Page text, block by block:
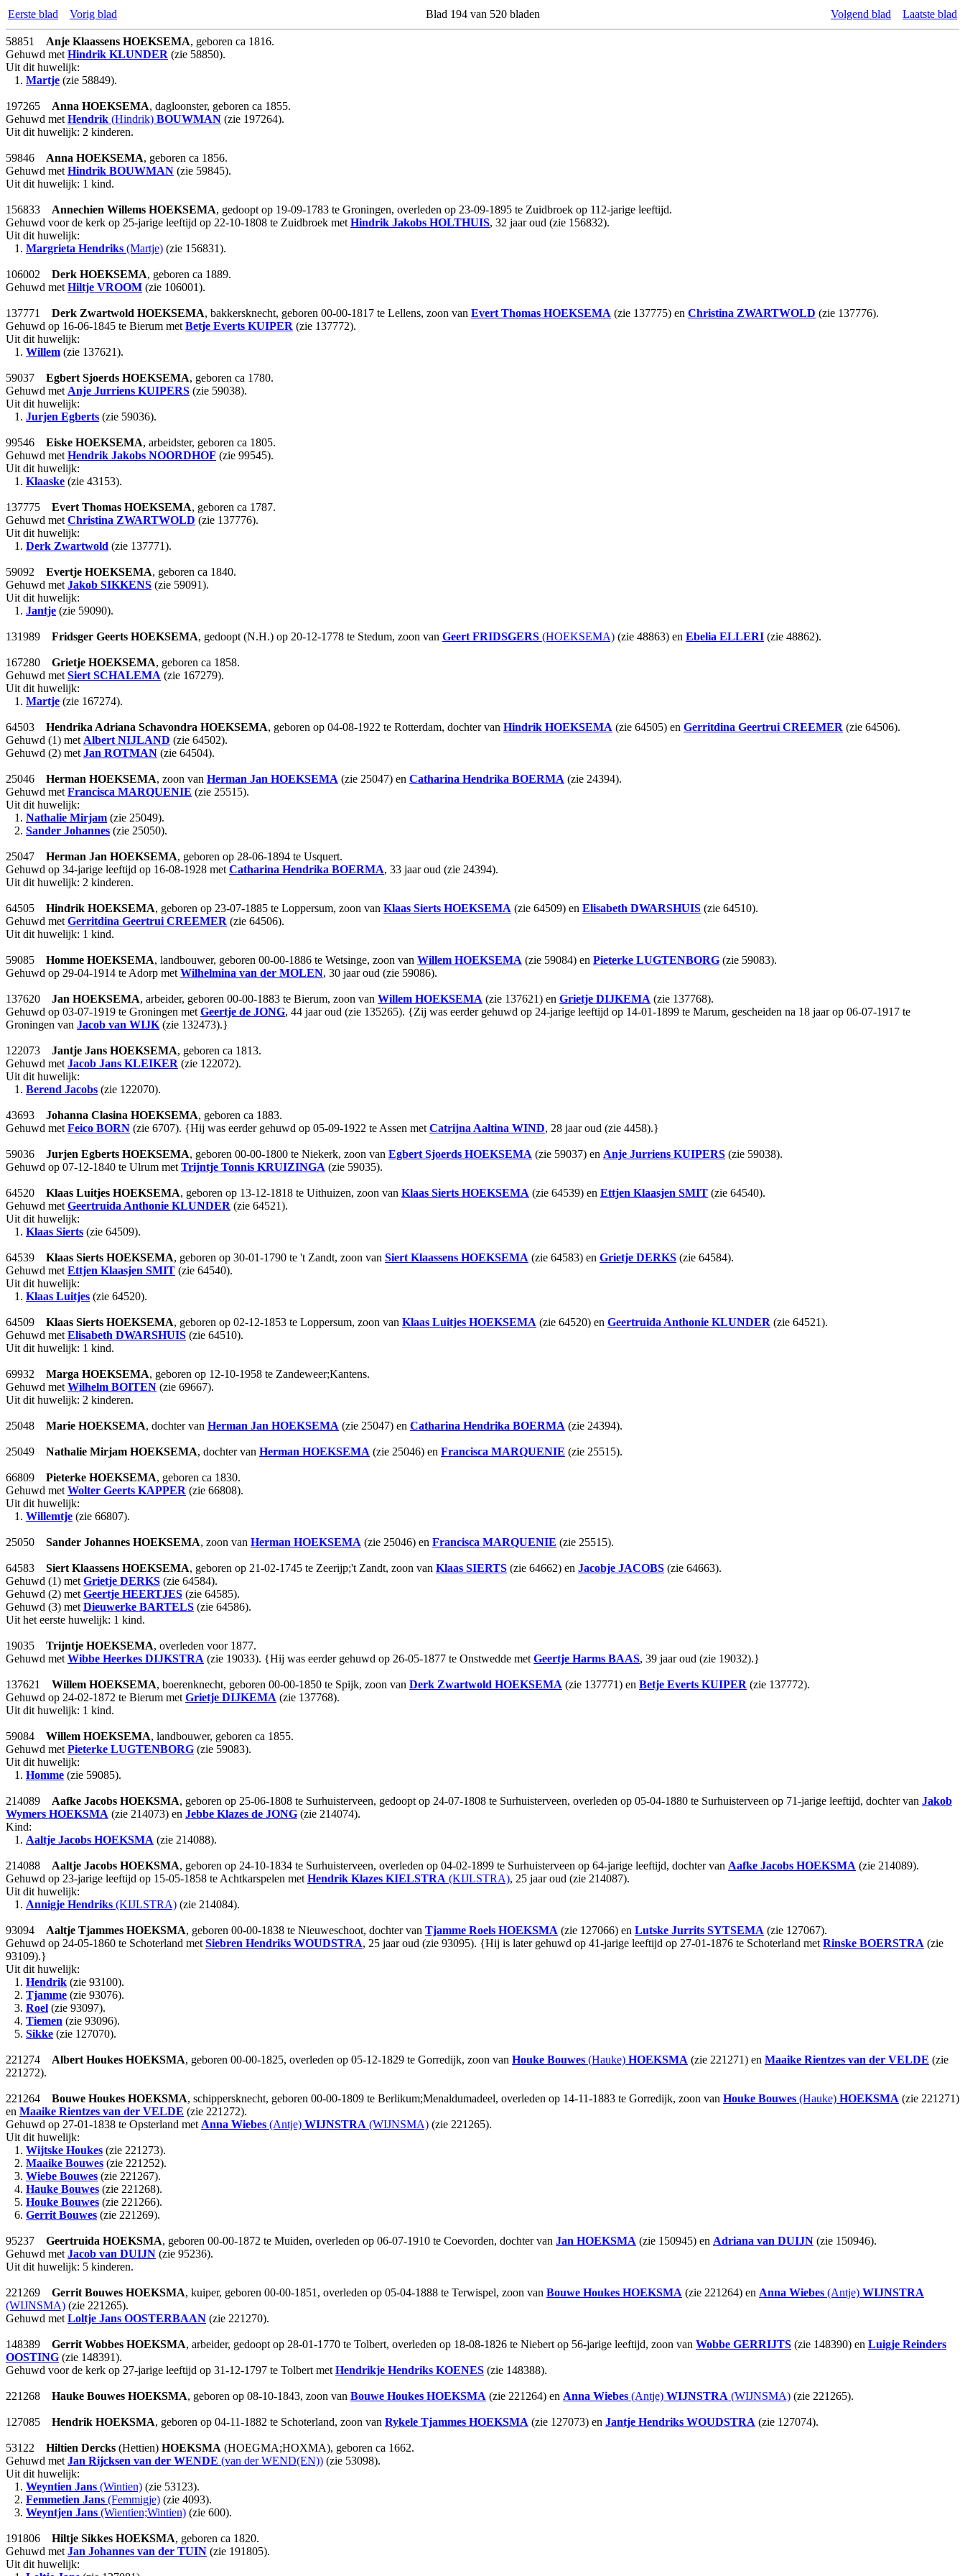
Eerste blad Vorig blad Blad 194 van 520 bladen Volgend blad Laatste blad
58851 Anje Klaassens HOEKSEMA, geboren ca 1816.
Gehuwd met Hindrik KLUNDER (zie 58850).
Uit dit huwelijk:
1. Martje (zie 58849).
197265 Anna HOEKSEMA, dagloonster, geboren ca 1855.
Gehuwd met Hendrik (Hindrik) BOUWMAN (zie 197264).
Uit dit huwelijk: 2 kinderen.
59846 Anna HOEKSEMA, geboren ca 1856.
Gehuwd met Hindrik BOUWMAN (zie 59845).
Uit dit huwelijk: 1 kind.
156833 Annechien Willems HOEKSEMA, gedoopt op 19-09-1783 te Groningen, overleden op 23-09-1895 te Zuidbroek op 112-jarige leeftijd.
Gehuwd voor de kerk op 25-jarige leeftijd op 22-10-1808 te Zuidbroek met Hindrik Jakobs HOLTHUIS, 32 jaar oud (zie 156832).
Uit dit huwelijk:
1. Margrieta Hendriks (Martje) (zie 156831).
106002 Derk HOEKSEMA, geboren ca 1889.
Gehuwd met Hiltje VROOM (zie 106001).
137771 Derk Zwartwold HOEKSEMA, bakkersknecht, geboren 00-00-1817 te Lellens, zoon van Evert Thomas HOEKSEMA (zie 137775) en Christina ZWARTWOLD (zie 137776).
Gehuwd op 16-06-1845 te Bierum met Betje Everts KUIPER (zie 137772).
Uit dit huwelijk:
1. Willem (zie 137621).
59037 Egbert Sjoerds HOEKSEMA, geboren ca 1780.
Gehuwd met Anje Jurriens KUIPERS (zie 59038).
Uit dit huwelijk:
1. Jurjen Egberts (zie 59036).
99546 Eiske HOEKSEMA, arbeidster, geboren ca 1805.
Gehuwd met Hendrik Jakobs NOORDHOF (zie 99545).
Uit dit huwelijk:
1. Klaaske (zie 43153).
137775 Evert Thomas HOEKSEMA, geboren ca 1787.
Gehuwd met Christina ZWARTWOLD (zie 137776).
Uit dit huwelijk:
1. Derk Zwartwold (zie 137771).
59092 Evertje HOEKSEMA, geboren ca 1840.
Gehuwd met Jakob SIKKENS (zie 59091).
Uit dit huwelijk:
1. Jantje (zie 59090).
131989 Fridsger Geerts HOEKSEMA, gedoopt (N.H.) op 20-12-1778 te Stedum, zoon van Geert FRIDSGERS (HOEKSEMA) (zie 48863) en Ebelia ELLERI (zie 48862).
167280 Grietje HOEKSEMA, geboren ca 1858.
Gehuwd met Siert SCHALEMA (zie 167279).
Uit dit huwelijk:
1. Martje (zie 167274).
64503 Hendrika Adriana Schavondra HOEKSEMA, geboren op 04-08-1922 te Rotterdam, dochter van Hindrik HOEKSEMA (zie 64505) en Gerritdina Geertrui CREEMER (zie 64506).
Gehuwd (1) met Albert NIJLAND (zie 64502).
Gehuwd (2) met Jan ROTMAN (zie 64504).
25046 Herman HOEKSEMA, zoon van Herman Jan HOEKSEMA (zie 25047) en Catharina Hendrika BOERMA (zie 24394).
Gehuwd met Francisca MARQUENIE (zie 25515).
Uit dit huwelijk:
1. Nathalie Mirjam (zie 25049).
2. Sander Johannes (zie 25050).
25047 Herman Jan HOEKSEMA, geboren op 28-06-1894 te Usquert.
Gehuwd op 34-jarige leeftijd op 16-08-1928 met Catharina Hendrika BOERMA, 33 jaar oud (zie 24394).
Uit dit huwelijk: 2 kinderen.
64505 Hindrik HOEKSEMA, geboren op 23-07-1885 te Loppersum, zoon van Klaas Sierts HOEKSEMA (zie 64509) en Elisabeth DWARSHUIS (zie 64510).
Gehuwd met Gerritdina Geertrui CREEMER (zie 64506).
Uit dit huwelijk: 1 kind.
59085 Homme HOEKSEMA, landbouwer, geboren 00-00-1886 te Wetsinge, zoon van Willem HOEKSEMA (zie 59084) en Pieterke LUGTENBORG (zie 59083).
Gehuwd op 29-04-1914 te Adorp met Wilhelmina van der MOLEN, 30 jaar oud (zie 59086).
137620 Jan HOEKSEMA, arbeider, geboren 00-00-1883 te Bierum, zoon van Willem HOEKSEMA (zie 137621) en Grietje DIJKEMA (zie 137768).
Gehuwd op 03-07-1919 te Groningen met Geertje de JONG, 44 jaar oud (zie 135265). {Zij was eerder gehuwd op 24-jarige leeftijd op 14-01-1899 te Marum, gescheiden na 18 jaar op 06-07-1917 te
Groningen van Jacob van WIJK (zie 132473).}
122073 Jantje Jans HOEKSEMA, geboren ca 1813.
Gehuwd met Jacob Jans KLEIKER (zie 122072).
Uit dit huwelijk:
1. Berend Jacobs (zie 122070).
43693 Johanna Clasina HOEKSEMA, geboren ca 1883.
Gehuwd met Feico BORN (zie 6707). {Hij was eerder gehuwd op 05-09-1922 te Assen met Catrijna Aaltina WIND, 28 jaar oud (zie 4458).}
59036 Jurjen Egberts HOEKSEMA, geboren 00-00-1800 te Niekerk, zoon van Egbert Sjoerds HOEKSEMA (zie 59037) en Anje Jurriens KUIPERS (zie 59038).
Gehuwd op 07-12-1840 te Ulrum met Trijntje Tonnis KRUIZINGA (zie 59035).
64520 Klaas Luitjes HOEKSEMA, geboren op 13-12-1818 te Uithuizen, zoon van Klaas Sierts HOEKSEMA (zie 64539) en Ettjen Klaasjen SMIT (zie 64540).
Gehuwd met Geertruida Anthonie KLUNDER (zie 64521).
Uit dit huwelijk:
1. Klaas Sierts (zie 64509).
64539 Klaas Sierts HOEKSEMA, geboren op 30-01-1790 te 't Zandt, zoon van Siert Klaassens HOEKSEMA (zie 64583) en Grietje DERKS (zie 64584).
Gehuwd met Ettjen Klaasjen SMIT (zie 64540).
Uit dit huwelijk:
1. Klaas Luitjes (zie 64520).
64509 Klaas Sierts HOEKSEMA, geboren op 02-12-1853 te Loppersum, zoon van Klaas Luitjes HOEKSEMA (zie 64520) en Geertruida Anthonie KLUNDER (zie 64521).
Gehuwd met Elisabeth DWARSHUIS (zie 64510).
Uit dit huwelijk: 1 kind.
69932 Marga HOEKSEMA, geboren op 12-10-1958 te Zandeweer;Kantens.
Gehuwd met Wilhelm BOITEN (zie 69667).
Uit dit huwelijk: 2 kinderen.
25048 Marie HOEKSEMA, dochter van Herman Jan HOEKSEMA (zie 25047) en Catharina Hendrika BOERMA (zie 24394).
25049 Nathalie Mirjam HOEKSEMA, dochter van Herman HOEKSEMA (zie 25046) en Francisca MARQUENIE (zie 25515).
66809 Pieterke HOEKSEMA, geboren ca 1830.
Gehuwd met Wolter Geerts KAPPER (zie 66808).
Uit dit huwelijk:
1. Willemtje (zie 66807).
25050 Sander Johannes HOEKSEMA, zoon van Herman HOEKSEMA (zie 25046) en Francisca MARQUENIE (zie 25515).
64583 Siert Klaassens HOEKSEMA, geboren op 21-02-1745 te Zeerijp;'t Zandt, zoon van Klaas SIERTS (zie 64662) en Jacobje JACOBS (zie 64663).
Gehuwd (1) met Grietje DERKS (zie 64584).
Gehuwd (2) met Geertje HEERTJES (zie 64585).
Gehuwd (3) met Dieuwerke BARTELS (zie 64586).
Uit het eerste huwelijk: 1 kind.
19035 Trijntje HOEKSEMA, overleden voor 1877.
Gehuwd met Wibbe Heerkes DIJKSTRA (zie 19033). {Hij was eerder gehuwd op 26-05-1877 te Onstwedde met Geertje Harms BAAS, 39 jaar oud (zie 19032).}
137621 Willem HOEKSEMA, boerenknecht, geboren 00-00-1850 te Spijk, zoon van Derk Zwartwold HOEKSEMA (zie 137771) en Betje Everts KUIPER (zie 137772).
Gehuwd op 24-02-1872 te Bierum met Grietje DIJKEMA (zie 137768).
Uit dit huwelijk: 1 kind.
59084 Willem HOEKSEMA, landbouwer, geboren ca 1855.
Gehuwd met Pieterke LUGTENBORG (zie 59083).
Uit dit huwelijk:
1. Homme (zie 59085).
214089 Aafke Jacobs HOEKSMA, geboren op 25-06-1808 te Surhuisterveen, gedoopt op 24-07-1808 te Surhuisterveen, overleden op 05-04-1880 te Surhuisterveen op 71-jarige leeftijd, dochter van Jakob
Wymers HOEKSMA (zie 214073) en Jebbe Klazes de JONG (zie 214074).
Kind:
1. Aaltje Jacobs HOEKSMA (zie 214088).
214088 Aaltje Jacobs HOEKSMA, geboren op 24-10-1834 te Surhuisterveen, overleden op 04-02-1899 te Surhuisterveen op 64-jarige leeftijd, dochter van Aafke Jacobs HOEKSMA (zie 214089).
Gehuwd op 23-jarige leeftijd op 15-05-1858 te Achtkarspelen met Hendrik Klazes KIELSTRA (KIJLSTRA), 25 jaar oud (zie 214087).
Uit dit huwelijk:
1. Annigje Hendriks (KIJLSTRA) (zie 214084).
93094 Aaltje Tjammes HOEKSMA, geboren 00-00-1838 te Nieuweschoot, dochter van Tjamme Roels HOEKSMA (zie 127066) en Lutske Jurrits SYTSEMA (zie 127067).
Gehuwd op 24-05-1860 te Schoterland met Siebren Hendriks WOUDSTRA, 25 jaar oud (zie 93095). {Hij is later gehuwd op 41-jarige leeftijd op 27-01-1876 te Schoterland met Rinske BOERSTRA (zie
93109).}
Uit dit huwelijk:
1. Hendrik (zie 93100).
2. Tjamme (zie 93076).
3. Roel (zie 93097).
4. Tiemen (zie 93096).
5. Sikke (zie 127070).
221274 Albert Houkes HOEKSMA, geboren 00-00-1825, overleden op 05-12-1829 te Gorredijk, zoon van Houke Bouwes (Hauke) HOEKSMA (zie 221271) en Maaike Rientzes van der VELDE (zie
221272).
221264 Bouwe Houkes HOEKSMA, schippersknecht, geboren 00-00-1809 te Berlikum;Menaldumadeel, overleden op 14-11-1883 te Gorredijk, zoon van Houke Bouwes (Hauke) HOEKSMA (zie 221271)
en Maaike Rientzes van der VELDE (zie 221272).
Gehuwd op 27-01-1838 te Opsterland met Anna Wiebes (Antje) WIJNSTRA (WIJNSMA) (zie 221265).
Uit dit huwelijk:
1. Wijtske Houkes (zie 221273).
2. Maaike Bouwes (zie 221252).
3. Wiebe Bouwes (zie 221267).
4. Hauke Bouwes (zie 221268).
5. Houke Bouwes (zie 221266).
6. Gerrit Bouwes (zie 221269).
95237 Geertruida HOEKSMA, geboren 00-00-1872 te Muiden, overleden op 06-07-1910 te Coevorden, dochter van Jan HOEKSMA (zie 150945) en Adriana van DUIJN (zie 150946).
Gehuwd met Jacob van DUIJN (zie 95236).
Uit dit huwelijk: 5 kinderen.
221269 Gerrit Bouwes HOEKSMA, kuiper, geboren 00-00-1851, overleden op 05-04-1888 te Terwispel, zoon van Bouwe Houkes HOEKSMA (zie 221264) en Anna Wiebes (Antje) WIJNSTRA
(WIJNSMA) (zie 221265).
Gehuwd met Loltje Jans OOSTERBAAN (zie 221270).
148389 Gerrit Wobbes HOEKSMA, arbeider, gedoopt op 28-01-1770 te Tolbert, overleden op 18-08-1826 te Niebert op 56-jarige leeftijd, zoon van Wobbe GERRIJTS (zie 148390) en Luigje Reinders
OOSTING (zie 148391).
Gehuwd voor de kerk op 27-jarige leeftijd op 31-12-1797 te Tolbert met Hendrikje Hendriks KOENES (zie 148388).
221268 Hauke Bouwes HOEKSMA, geboren op 08-10-1843, zoon van Bouwe Houkes HOEKSMA (zie 221264) en Anna Wiebes (Antje) WIJNSTRA (WIJNSMA) (zie 221265).
127085 Hendrik HOEKSMA, geboren op 04-11-1882 te Schoterland, zoon van Rykele Tjammes HOEKSMA (zie 127073) en Jantje Hendriks WOUDSTRA (zie 127074).
53122 Hiltien Dercks (Hettien) HOEKSMA (HOEGMA;HOXMA), geboren ca 1662.
Gehuwd met Jan Rijcksen van der WENDE (van der WEND(EN)) (zie 53098).
Uit dit huwelijk:
1. Weyntien Jans (Wintien) (zie 53123).
2. Femmetien Jans (Femmigje) (zie 4093).
3. Weyntjen Jans (Wientien;Wintien) (zie 600).
191806 Hiltje Sikkes HOEKSMA, geboren ca 1820.
Gehuwd met Jan Johannes van der TUIN (zie 191805).
Uit dit huwelijk: